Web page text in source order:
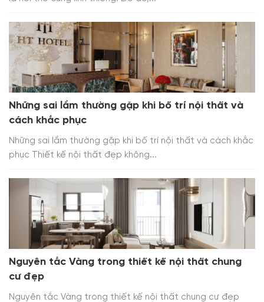
Những sai lầm thường gặp khi bố trí nội thất và
cách khắc phục
Những sai lầm thường gặp khi bố trí nội thất và cách khắc
phục Thiết kế nội thất đẹp không...
Nguyên tắc Vàng trong thiết kế nội thất chung
cư đẹp
Nguyên tắc Vàng trong thiết kế nội thất chung cư đẹp